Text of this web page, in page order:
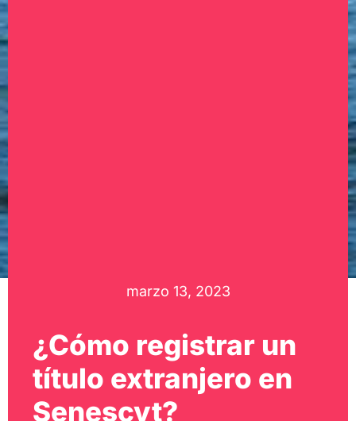
marzo 13, 2023
¿Cómo registrar un
título extranjero en
Senescyt?